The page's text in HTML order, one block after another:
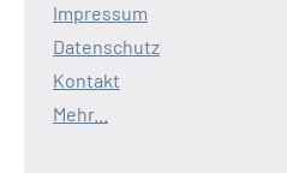
Impressum
Datenschutz
Kontakt
Mehr...